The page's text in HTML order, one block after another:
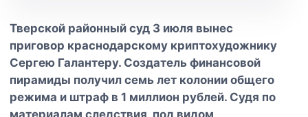
Тверской районный суд 3 июля вынес
приговор краснодарскому криптохудожнику
Сергею Галантеру. Создатель финансовой
пирамиды получил семь лет колонии общего
режима и штраф в 1 миллион рублей. Судя по
материалам следствия, под видом